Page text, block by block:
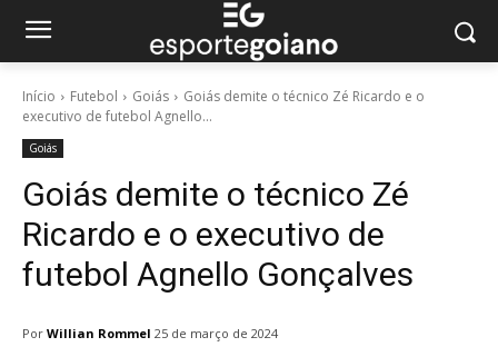
Início Futebol Goiás
Goiás demite o técnico Zé Ricardo e o
executivo de futebol Agnello...
Goiás
Goiás demite o técnico Zé
Ricardo e o executivo de
futebol Agnello Gonçalves
Por Willian Rommel 25 de março de 2024